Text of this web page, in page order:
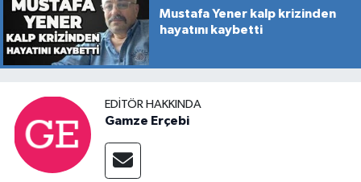
Mustafa Yener kalp krizinden
hayatını kaybetti
EDITÖR HAKKINDA
Gamze Erçebi